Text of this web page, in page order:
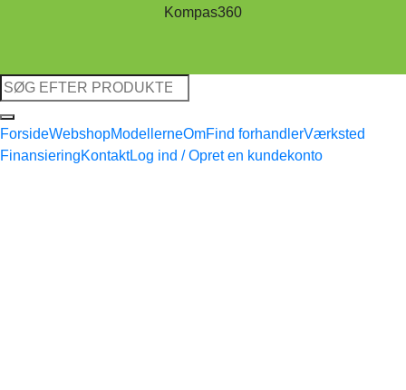
Kompas360
Søg
efter:
ForsideWebshopModellerneOmFind forhandlerVærksted
FinansieringKontaktLog ind / Opret en kundekonto